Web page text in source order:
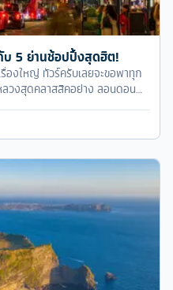
5 ย่านช้อปปิ้งสุดฮิต!
องใหญ่ ทัวร์ครับเลยจะขอพาทุก
วงสุดคลาสสิคอย่าง ลอนดอน